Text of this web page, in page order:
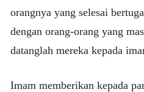
orangnya yang selesai
dengan orang-orang yang
datanglah mereka kepada
Imam memberikan kepada